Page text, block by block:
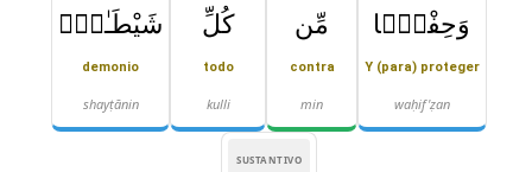
وَحِفْظًۭا
Y (para) proteger
waḥif'ẓan
مِّن
contra
min
كُلِّ
todo
kulli
شَيْطَـٰنٍۢ
demonio
shayṭānin
SUSTANTIVO